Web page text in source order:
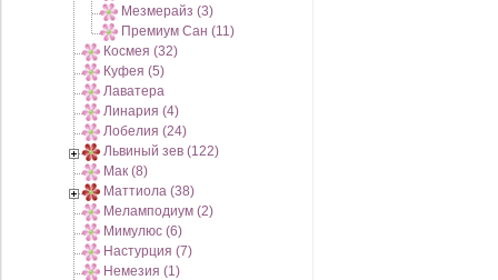
Мезмерайз (3)
Премиум Сан (11)
Космея (32)
Куфея (5)
Лаватера
Линария (4)
Лобелия (24)
Львиный зев (122)
Мак (8)
Маттиола (38)
Меламподиум (2)
Мимулюс (6)
Настурция (7)
Немезия (1)